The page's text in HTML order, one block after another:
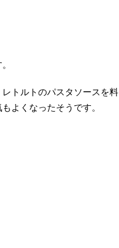
トルトのパスタソースを料
よくなったそうです。